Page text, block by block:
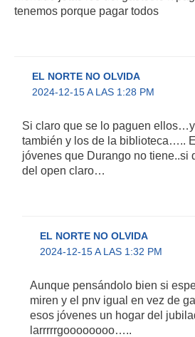
tenemos porque pagar todos
EL NORTE NO OLVIDA
2024-12-15 A LAS 1:28 PM
Si claro que se lo paguen
también y los de la biblioteca…..
jóvenes que Durango no tiene..si
del open claro…
EL NORTE NO OLVIDA
2024-12-15 A LAS 1:32 PM
Aunque pensándolo bien si
miren y el pnv igual en vez de
esos jóvenes un hogar del
larrrrrgoooooooo…..